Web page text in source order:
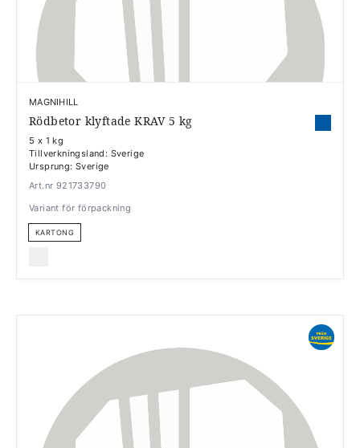
MAGNIHILL
Rödbetor klyftade KRAV 5 kg
5 x 1 kg
Tillverkningsland: Sverige
Ursprung: Sverige
Art.nr 921733790
Variant för förpackning
KARTONG